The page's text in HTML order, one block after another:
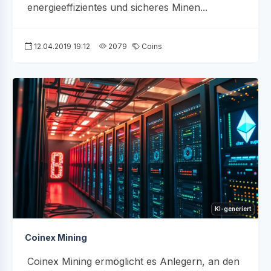
energieeffizientes und sicheres Minen...
12.04.2019 19:12 2079 Coins
KI-generiert
Coinex Mining
Coinex Mining ermöglicht es Anlegern, an den